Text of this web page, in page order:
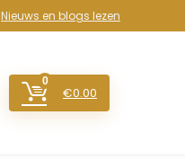
Nieuws en blogs lezen
0
€0.00